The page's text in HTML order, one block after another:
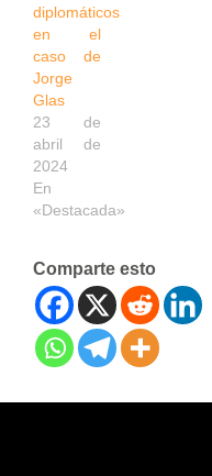
diplomáticos
en el
caso de
Jorge
Glas
23 de
abril de
2024
En
«Destacada»
Comparte esto